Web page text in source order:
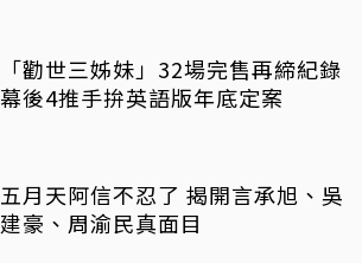
「勸世三姊妹」32場完售再締紀錄
幕後4推手拚英語版年底定案
五月天阿信不忍了 揭開言承旭、吳
建豪、周渝民真面目